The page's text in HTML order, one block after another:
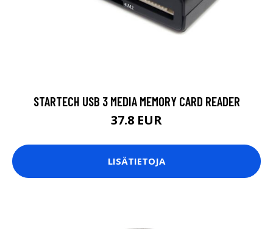
STARTECH USB 3 MEDIA MEMORY CARD READER
37.8 EUR
LISÄTIETOJA